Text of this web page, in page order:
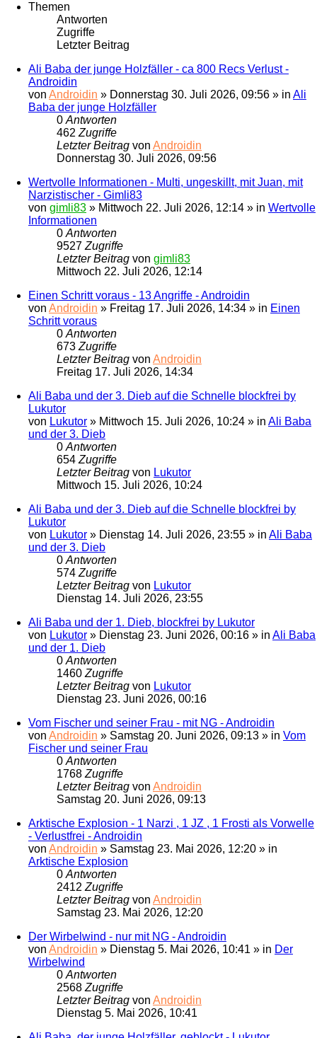
Themen
Antworten
Zugriffe
Letzter Beitrag
Ali Baba der junge Holzfäller - ca 800 Recs Verlust -
Androidin
von Androidin » Donnerstag 30. Juli 2026, 09:56 » in Ali
Baba der junge Holzfäller
0Antworten
462Zugriffe
Letzter Beitrag von Androidin
Donnerstag 30. Juli 2026, 09:56
Wertvolle Informationen - Multi, ungeskillt, mit Juan, mit
Narzistischer - Gimli83
von gimli83 » Mittwoch 22. Juli 2026, 12:14 » in Wertvolle
Informationen
0Antworten
9527Zugriffe
Letzter Beitrag von gimli83
Mittwoch 22. Juli 2026, 12:14
Einen Schritt voraus - 13 Angriffe - Androidin
von Androidin » Freitag 17. Juli 2026, 14:34 » in Einen
Schritt voraus
0Antworten
673Zugriffe
Letzter Beitrag von Androidin
Freitag 17. Juli 2026, 14:34
Ali Baba und der 3. Dieb auf die Schnelle blockfrei by
Lukutor
von Lukutor » Mittwoch 15. Juli 2026, 10:24 » in Ali Baba
und der 3. Dieb
0Antworten
654Zugriffe
Letzter Beitrag von Lukutor
Mittwoch 15. Juli 2026, 10:24
Ali Baba und der 3. Dieb auf die Schnelle blockfrei by
Lukutor
von Lukutor » Dienstag 14. Juli 2026, 23:55 » in Ali Baba
und der 3. Dieb
0Antworten
574Zugriffe
Letzter Beitrag von Lukutor
Dienstag 14. Juli 2026, 23:55
Ali Baba und der 1. Dieb, blockfrei by Lukutor
von Lukutor » Dienstag 23. Juni 2026, 00:16 » in Ali Baba
und der 1. Dieb
0Antworten
1460Zugriffe
Letzter Beitrag von Lukutor
Dienstag 23. Juni 2026, 00:16
Vom Fischer und seiner Frau - mit NG - Androidin
von Androidin » Samstag 20. Juni 2026, 09:13 » in Vom
Fischer und seiner Frau
0Antworten
1768Zugriffe
Letzter Beitrag von Androidin
Samstag 20. Juni 2026, 09:13
Arktische Explosion - 1 Narzi , 1 JZ , 1 Frosti als Vorwelle
- Verlustfrei - Androidin
von Androidin » Samstag 23. Mai 2026, 12:20 » in
Arktische Explosion
0Antworten
2412Zugriffe
Letzter Beitrag von Androidin
Samstag 23. Mai 2026, 12:20
Der Wirbelwind - nur mit NG - Androidin
von Androidin » Dienstag 5. Mai 2026, 10:41 » in Der
Wirbelwind
0Antworten
2568Zugriffe
Letzter Beitrag von Androidin
Dienstag 5. Mai 2026, 10:41